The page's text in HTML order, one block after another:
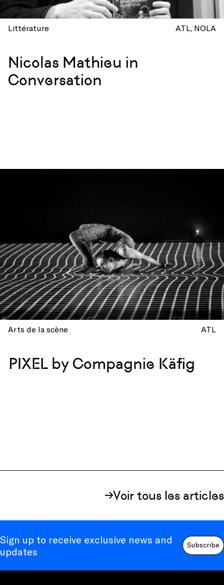
Littérature ATL NOLA
Nicolas Mathieu in
Conversation
Arts de la scène ATL
PIXEL by Compagnie Käfig
Voir tous les articles
Sign up to receive exclusive news and
updates
Subscribe